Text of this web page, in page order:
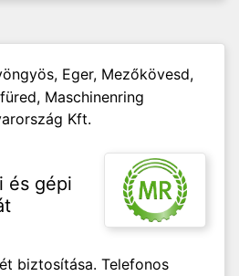
Eger, Mezőkövesd,
Maschinenring
Kft.
és gépi
biztosítása. Telefonos